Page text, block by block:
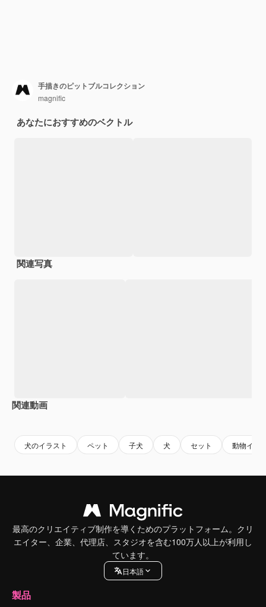
手描きのピットブルコレクション
magnific
あなたにおすすめのベクトル
関連写真
関連動画
犬のイラスト ペット 子犬 犬 セット 動物イラ
最高のクリエイティブ制作を導くためのプラットフォーム。クリ
エイター、企業、代理店、スタジオを含む100万人以上が利用し
ています。
日本語
製品